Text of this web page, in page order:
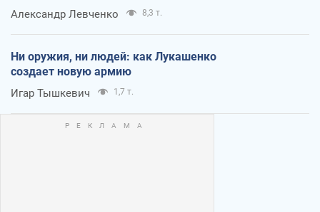
Александр Левченко 8,3 т.
Ни оружия, ни людей: как Лукашенко
создает новую армию
Игар Тышкевич 1,7 т.